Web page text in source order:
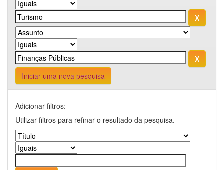
Iniciar uma nova pesquisa
Adicionar filtros:
Utilizar filtros para refinar o resultado da pesquisa.